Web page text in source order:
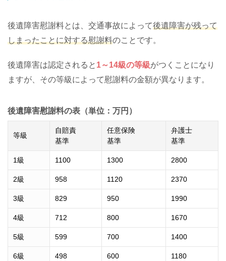
後遺障害慰謝料とは、交通事故によって後遺障害が残って
しまったことに対する慰謝料のことです。
後遺障害は認定されると 1～14級の等級がつくことになり
ますが、その等級によって慰謝料の金額が異なります。
後遺障害慰謝料の表（単位：万円）
等級
自賠責
基準
任意保険
基準
弁護士
基準
1級 1100 1300 2800
2級 958 1120 2370
3級 829 950 1990
4級 712 800 1670
5級 599 700 1400
6級 498 600 1180